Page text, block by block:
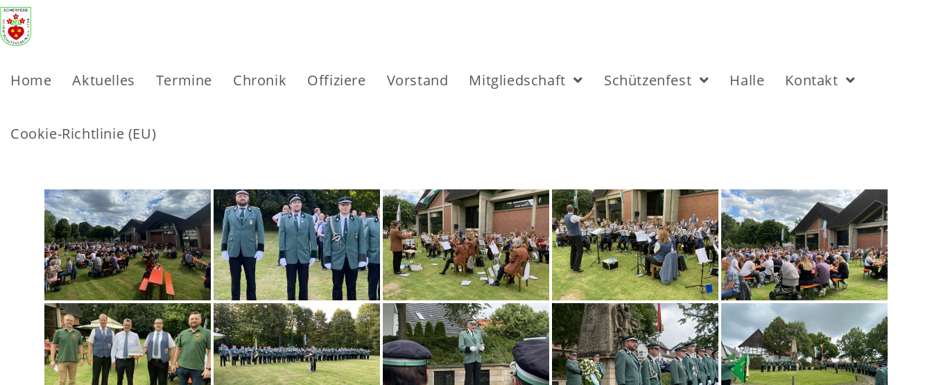
Zum
Inhalt
springen
Home Aktuelles Termine Chronik Offiziere Vorstand Mitgliedschaft Schützenfest Halle Kontakt
Cookie-Richtlinie (EU)